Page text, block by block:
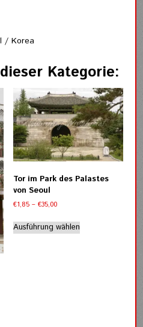
/ Korea
Kategorie:
Tor im Park des Palastes
von Seoul
€1,85 – €35,00Preisspanne:
bis
€35,00
Ausführung wählenProdukt